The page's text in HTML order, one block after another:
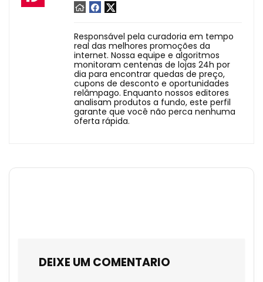
Responsável pela curadoria em tempo
real das melhores promoções da
internet. Nossa equipe e algoritmos
monitoram centenas de lojas 24h por
dia para encontrar quedas de preço,
cupons de desconto e oportunidades
relâmpago. Enquanto nossos editores
analisam produtos a fundo, este perfil
garante que você não perca nenhuma
oferta rápida.
DEIXE UM COMENTARIO